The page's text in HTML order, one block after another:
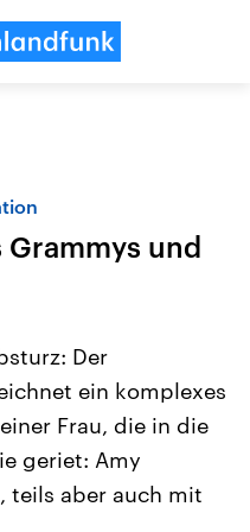
USA
Aktuelle Beiträge,
Hintergründe
Wirtschaftlich und
gehören die Vereinigten
den mächtigsten Ländern
und
Der
ein komplexes
Frau, die in die
geriet: Amy
teils aber auch mit